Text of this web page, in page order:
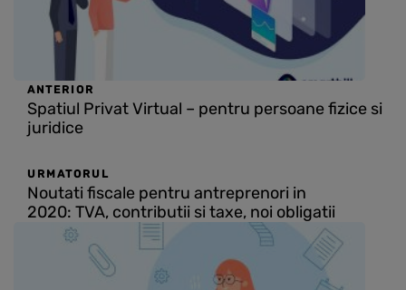
ANTERIOR
Spatiul Privat Virtual – pentru persoane fizice si
juridice
URMATORUL
Noutati fiscale pentru antreprenori in
2020: TVA, contributii si taxe, noi obligatii